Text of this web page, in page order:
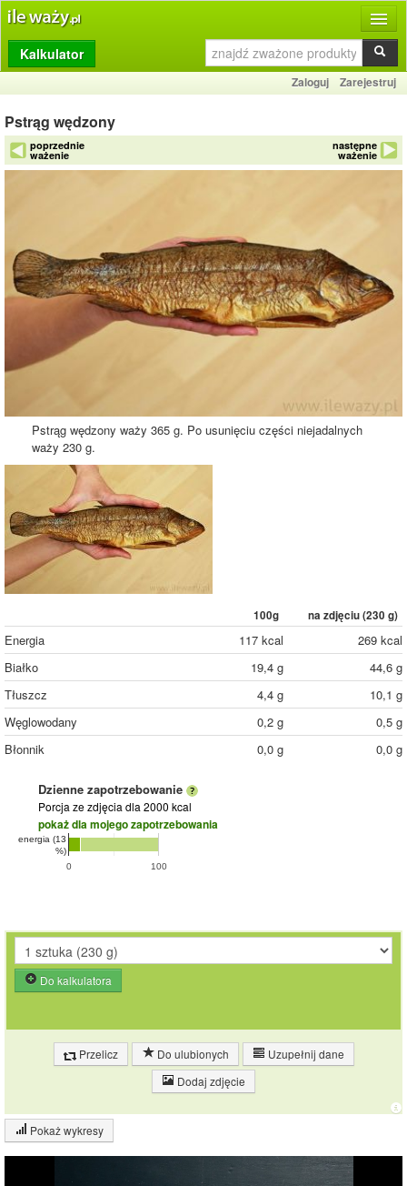
Produkty
Dziennik
Przelicznik
Porównywarka
Słownik
O stronie
Kalkulator
Zaloguj Zarejestruj
Pstrąg wędzony
poprzednie
ważenie
następne
ważenie
Pstrąg wędzony waży 365 g. Po usunięciu części niejadalnych
waży 230 g.
100g na zdjęciu (230 g)
Energia 117 kcal
269 kcal
Białko
19,4 g
44,6 g
Tłuszcz
4,4 g
10,1 g
Węglowodany
0,2 g
0,5 g
Błonnik
0,0 g 0,0 g
Dzienne zapotrzebowanie
Porcja ze zdjęcia dla 2000 kcal
pokaż dla mojego zapotrzebowania
0 100
energia (13
%)
Do kalkulatora
Przelicz Do ulubionych
Uzupełnij dane
Dodaj zdjęcie
Pokaż wykresy
Wykres składu produktu